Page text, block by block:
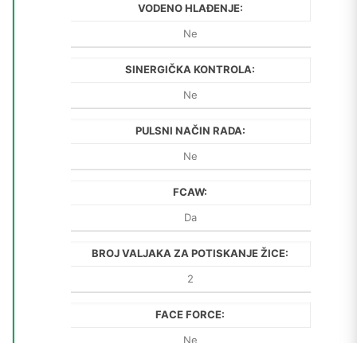
VODENO HLAĐENJE:
Ne
SINERGIČKA KONTROLA:
Ne
PULSNI NAČIN RADA:
Ne
FCAW:
Da
BROJ VALJAKA ZA POTISKANJE ŽICE:
2
FACE FORCE:
Ne